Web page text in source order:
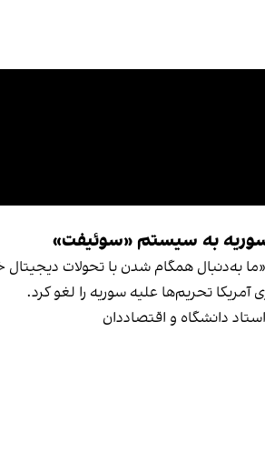
سوریه به سیستم «سوئیفت»
«ما به‌دنبال همگام شدن با تحولات
آمریکا تحریم‌ها علیه سوریه را لغو کرد.
دانشگاه و اقتصاددان